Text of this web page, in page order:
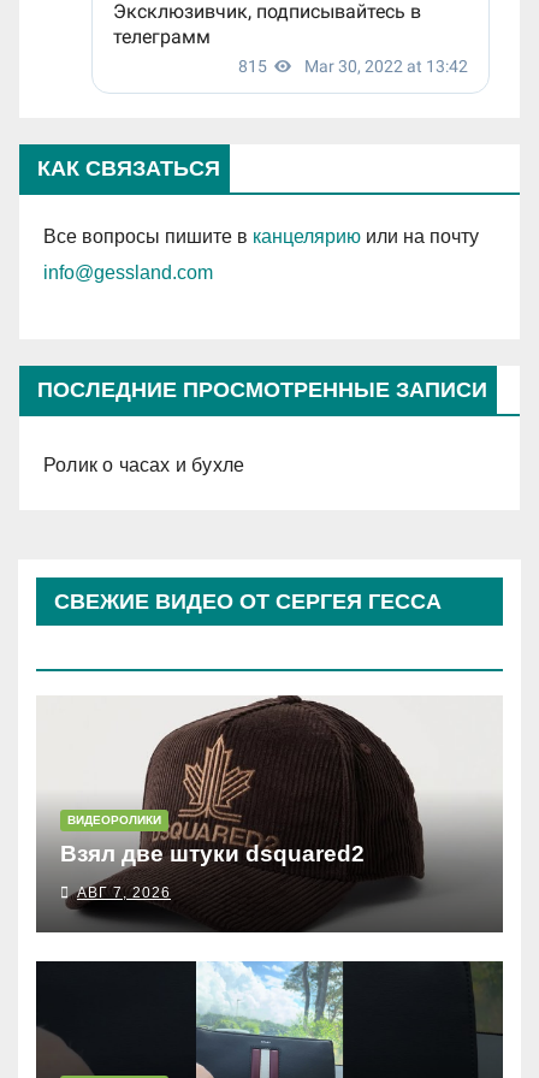
КАК СВЯЗАТЬСЯ
Все вопросы пишите в канцелярию или на почту
info@gessland.com
ПОСЛЕДНИЕ ПРОСМОТРЕННЫЕ ЗАПИСИ
Ролик о часах и бухле
СВЕЖИЕ ВИДЕО ОТ СЕРГЕЯ ГЕССА
ВИДЕОРОЛИКИ
Взял две штуки dsquared2
АВГ 7, 2026